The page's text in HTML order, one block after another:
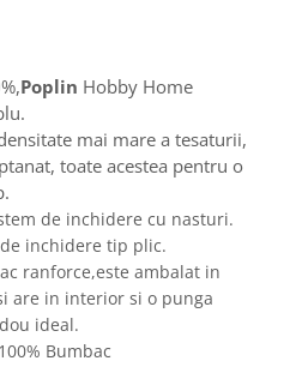
Poplin Hobby Home
mai mare a tesaturii,
toate acestea pentru o
de inchidere cu nasturi.
inchidere tip plic.
ranforce,este ambalat in
are in interior si o punga
ideal.
Bumbac